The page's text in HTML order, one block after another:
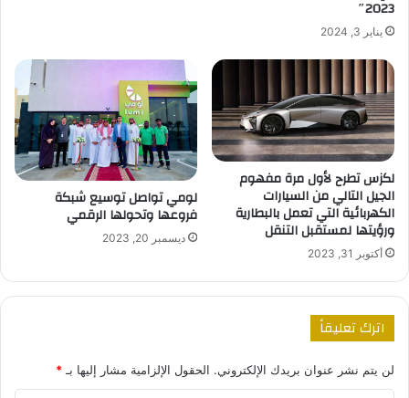
2023″
يناير 3, 2024
لكزس تطرح لأول مرة مفهوم
الجيل التالي من السيارات
الكهربائية التي تعمل بالبطارية
ورؤيتها لمستقبل التنقل
أكتوبر 31, 2023
لومي تواصل توسيع شبكة
فروعها وتحولها الرقمي
ديسمبر 20, 2023
اترك تعليقاً
لن يتم نشر عنوان بريدك الإلكتروني. الحقول الإلزامية مشار إليها بـ*